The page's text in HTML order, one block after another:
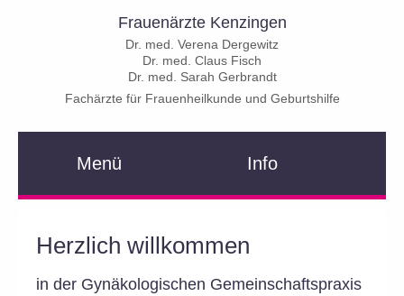
Frauenärzte Kenzingen
Dr. med. Verena Dergewitz
Dr. med. Claus Fisch
Dr. med. Sarah Gerbrandt
Fachärzte für Frauenheilkunde und Geburtshilfe
Menü Info
Herzlich willkommen
in der Gynäkologischen Gemeinschaftspraxis